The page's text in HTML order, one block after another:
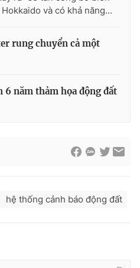
897 897
thức nếu không có sự chấp
và có khả năng...
rung chuyển cả một
6 năm thảm họa động đất
hệ thống cảnh báo động đất